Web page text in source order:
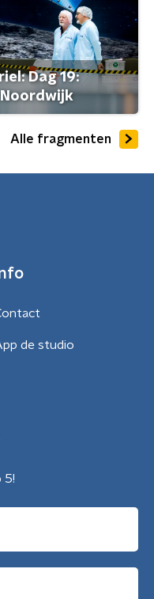
Dag 19:
Noordwijk
Alle fragmenten
de studio
5!